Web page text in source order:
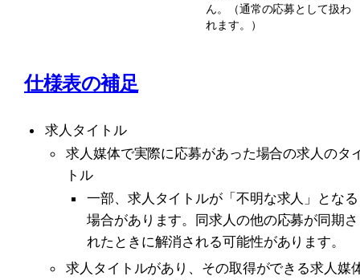
ん。（通常の応募として扱わ
れます。）
仕様表の補足
求人タイトル
求人媒体で実際に応募があった場合の求人のタ
トル
一部、求人タイトルが「不明な求人」となる
場合があります。同求人の他の応募が同期さ
れたときに解消される可能性があります。
求人タイトルがあり、その取得ができる求人媒